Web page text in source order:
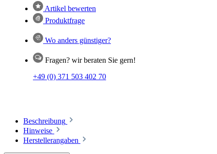
Artikel bewerten
Produktfrage
Wo anders günstiger?
Fragen? wir beraten Sie gern!
+49 (0) 371 503 402 70
Beschreibung
Hinweise
Herstellerangaben